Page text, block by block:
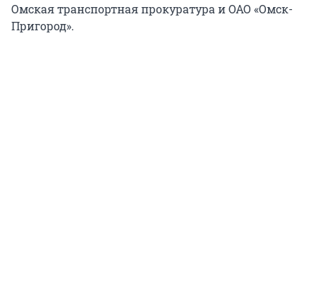
Омская транспортная прокуратура и ОАО «Омск-
Пригород».